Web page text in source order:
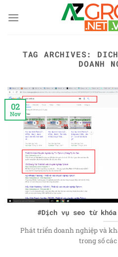
TAG ARCHIVES:
DOANH
#Dịch vụ seo từ
Phát triển doanh nghiệp và
trong số các
02
Nov